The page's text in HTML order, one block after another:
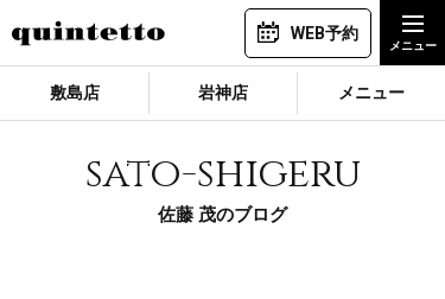
WEB予約
敷島店 岩神店 メニュー
sato-shigeru
佐藤 茂のブログ